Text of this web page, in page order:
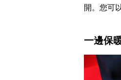
開。您可
一邊保